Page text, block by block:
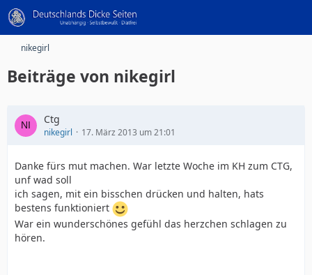
nikegirl
Beiträge von nikegirl
Ctg
nikegirl 17. März 2013 um 21:01
Danke fürs mut machen. War letzte Woche im KH zum CTG,
unf wad soll
ich sagen, mit ein bisschen drücken und halten, hats
bestens funktioniert
War ein wunderschönes gefühl das herzchen schlagen zu
hören.